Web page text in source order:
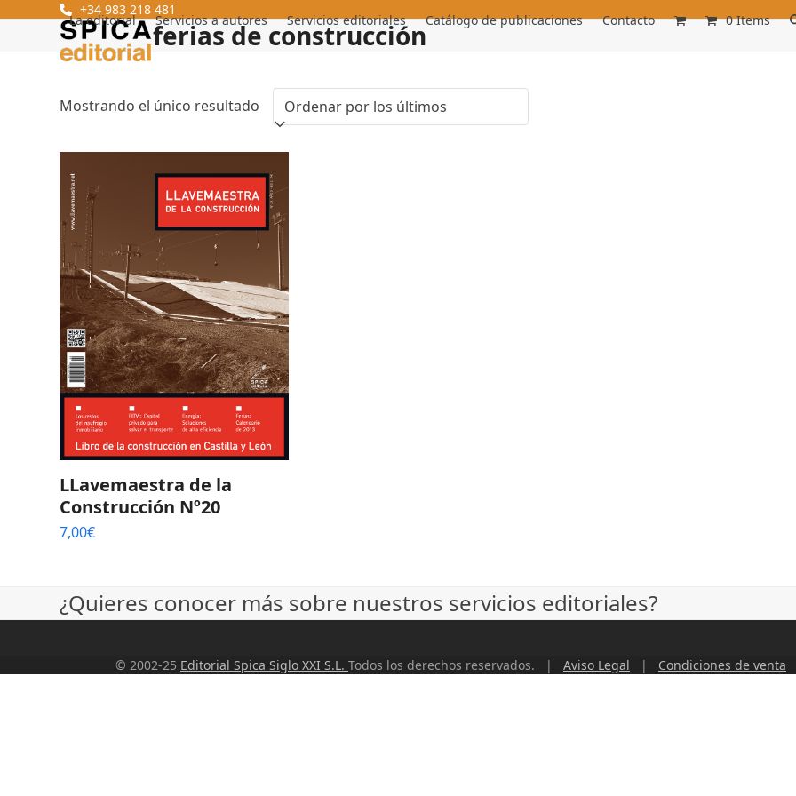
+34 983 218 481
La editorial Servicios a autores Servicios editoriales Catálogo de publicaciones Contacto 0 Items
ferias de construcción
Mostrando el único resultado
LLavemaestra de la
Construcción Nº20
7,00€
¿Quieres conocer más sobre nuestros servicios editoriales?
© 2002-25 Editorial Spica Siglo XXI S.L. Todos los derechos reservados. | Aviso Legal | Condiciones de venta